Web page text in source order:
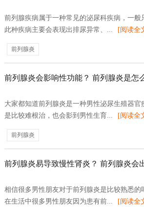
前列腺疾病属于一种常见的泌尿科疾病，一般
此种疾病主要会表现出排尿异常、...
[阅读全
前列腺炎
前列腺炎会影响性功能？ 前列腺炎是怎
大家都知道前列腺炎是一种男性泌尿生殖器官
是比较难根治，也会影到男性生育...
[阅读全
前列腺炎
前列腺炎易导致慢性肾炎？ 前列腺炎会
相信很多男性朋友对于前列腺炎是比较熟悉的
在生活中很多男性朋友因为患有前...
[阅读全